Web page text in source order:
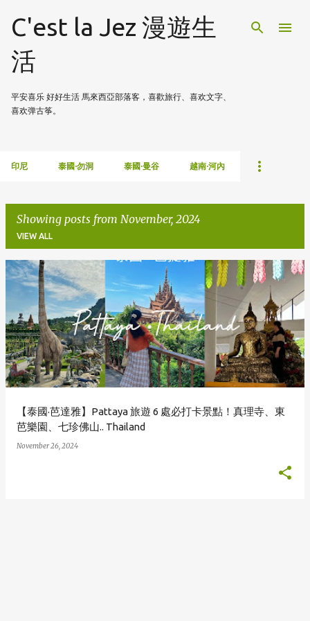
Skip to main content
C'est la Jez 漫遊生
活
平安喜乐 好好生活 馬來西亞部落客，喜歡旅行、喜欢文字、
喜欢弹古筝。
印尼 泰國·勿洞 泰國·曼谷 越南·河內
Showing posts from November, 2024
VIEW ALL
P
s
t
s
【泰國·芭達雅】Pattaya 旅遊 6 處必打卡景點！真理寺、東
芭樂園、七珍佛山.. Thailand
November 26, 2024